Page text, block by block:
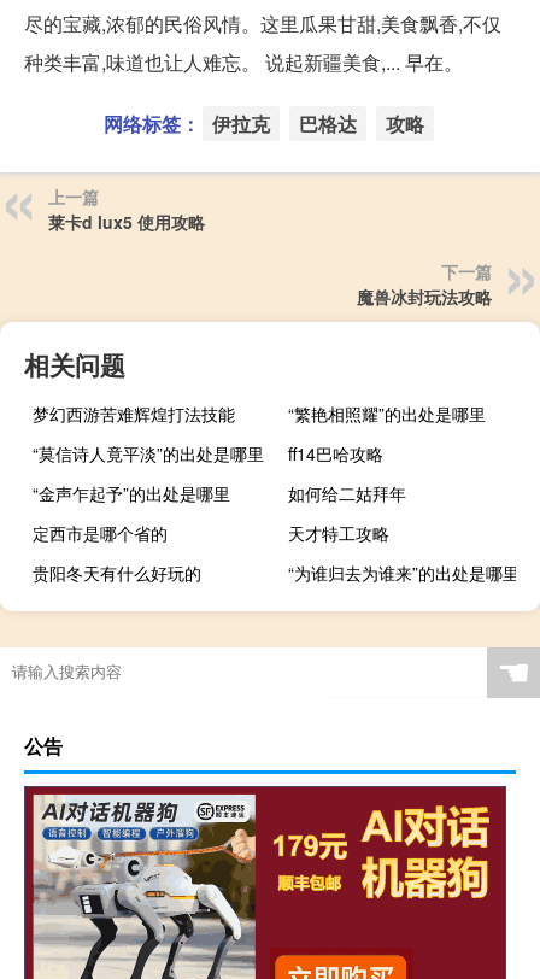
尽的宝藏,浓郁的民俗风情。这里瓜果甘甜,美食飘香,不仅
种类丰富,味道也让人难忘。 说起新疆美食,... 早在。
网络标签： 伊拉克 巴格达 攻略
上一篇
莱卡d lux5 使用攻略
下一篇
魔兽冰封玩法攻略
相关问题
梦幻西游苦难辉煌打法技能
“繁艳相照耀”的出处是哪里
“莫信诗人竟平淡”的出处是哪里
ff14巴哈攻略
“金声乍起予”的出处是哪里
如何给二姑拜年
定西市是哪个省的
天才特工攻略
贵阳冬天有什么好玩的
“为谁归去为谁来”的出处是哪里
☚
公告